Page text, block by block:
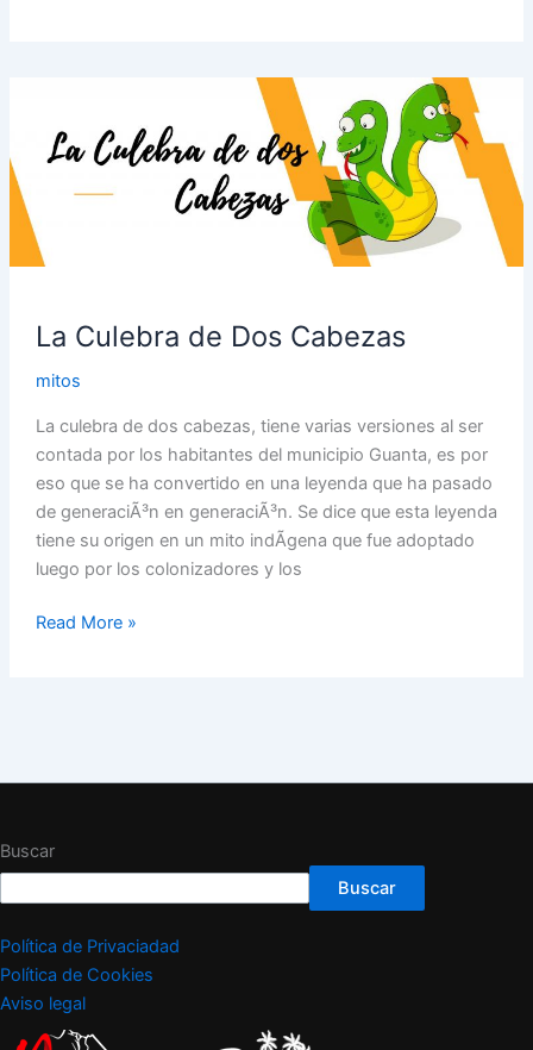
La Culebra de Dos Cabezas
mitos
La culebra de dos cabezas, tiene varias versiones al ser
contada por los habitantes del municipio Guanta, es por
eso que se ha convertido en una leyenda que ha pasado
de generaciÃ³n en generaciÃ³n. Se dice que esta leyenda
tiene su origen en un mito indÃ­gena que fue adoptado
luego por los colonizadores y los
de
Read More »
Buscar
Buscar
Política de Privaciadad
Política de Cookies
Aviso legal